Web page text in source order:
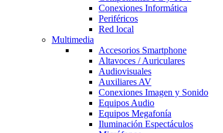
Conexiones Informática
Periféricos
Red local
Multimedia
Accesorios Smartphone
Altavoces / Auriculares
Audiovisuales
Auxiliares AV
Conexiones Imagen y Sonido
Equipos Audio
Equipos Megafonía
Iluminación Espectáculos